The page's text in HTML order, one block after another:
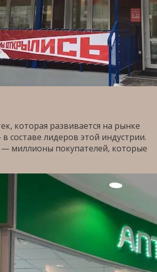
которая развивается на рынке
составе лидеров этой индустрии.
миллионы покупателей, которые